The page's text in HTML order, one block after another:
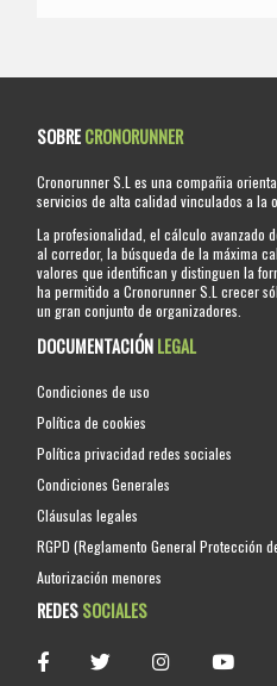
SOBRECRONORUNNER
Cronorunner S.L es una compañia
servicios de alta calidad vinculados a la
La profesionalidad, el cálculo avanzado
al corredor, la búsqueda de la máxima
valores que identifican y distinguen la
ha permitido a Cronorunner S.L crecer
un gran conjunto de organizadores.
DOCUMENTACIÓNLEGAL
Condiciones de uso
Política de cookies
Política privacidad redes sociales
Condiciones Generales
Cláusulas legales
RGPD (Reglamento General Protección
Autorización menores
REDESSOCIALES